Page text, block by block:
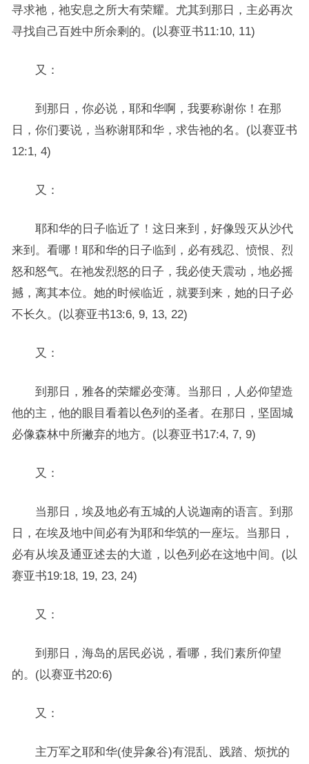
寻求祂，祂安息之所大有荣耀。尤其到那日，主必再次
寻找自己百姓中所余剩的。(以赛亚书11:10, 11)
又：
到那日，你必说，耶和华啊，我要称谢你！在那
日，你们要说，当称谢耶和华，求告祂的名。(以赛亚书
12:1, 4)
又：
耶和华的日子临近了！这日来到，好像毁灭从沙代
来到。看哪！耶和华的日子临到，必有残忍、愤恨、烈
怒和怒气。在祂发烈怒的日子，我必使天震动，地必摇
撼，离其本位。她的时候临近，就要到来，她的日子必
不长久。(以赛亚书13:6, 9, 13, 22)
又：
到那日，雅各的荣耀必变薄。当那日，人必仰望造
他的主，他的眼目看着以色列的圣者。在那日，坚固城
必像森林中所撇弃的地方。(以赛亚书17:4, 7, 9)
又：
当那日，埃及地必有五城的人说迦南的语言。到那
日，在埃及地中间必有为耶和华筑的一座坛。当那日，
必有从埃及通亚述去的大道，以色列必在这地中间。(以
赛亚书19:18, 19, 23, 24)
又：
到那日，海岛的居民必说，看哪，我们素所仰望
的。(以赛亚书20:6)
又：
主万军之耶和华(使异象谷)有混乱、践踏、烦扰的